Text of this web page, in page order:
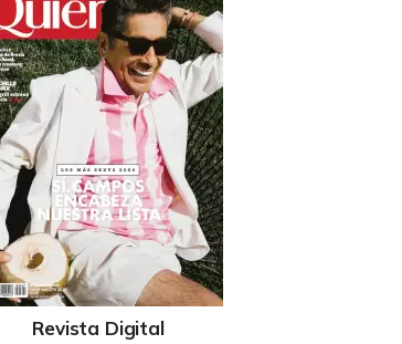
Revista Digital